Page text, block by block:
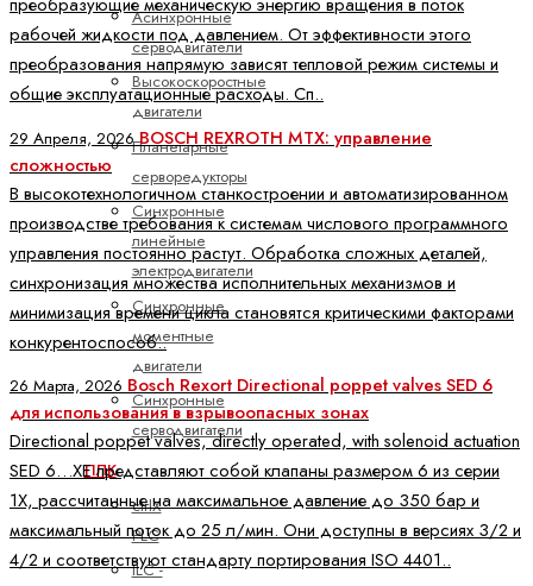
Асинхронные
серводвигатели
Высокоскоростные
двигатели
Планетарные
серворедукторы
Синхронные
линейные
электродвигатели
Синхронные
моментные
двигатели
Синхронные
серводвигатели
ПЛК
ctrlX
PLC
ILC -
рабочей жидкости под давлением. От эффективности этого
преобразования напрямую зависят тепловой режим системы и
общие эксплуатационные расходы. Сп..
29 Апреля, 2026BOSCH REXROTH MTX: управление
сложностью
В высокотехнологичном станкостроении и автоматизированном
производстве требования к системам числового программного
управления постоянно растут. Обработка сложных деталей,
синхронизация множества исполнительных механизмов и
минимизация времени цикла становятся критическими факторами
конкурентоспособ..
26 Марта, 2026 Bosch Rexort Directional poppet valves SED 6
для использования в взрывоопасных зонах
Directional poppet valves, directly operated, with solenoid actuation
SED 6…XE представляют собой клапаны размером 6 из серии
1X, рассчитанные на максимальное давление до 350 бар и
максимальный поток до 25 л/мин. Они доступны в версиях 3/2 и
4/2 и соответствуют стандарту портирования ISO 4401..